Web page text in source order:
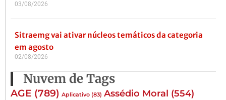
03/08/2026
Sitraemg vai ativar núcleos temáticos da categoria
em agosto
02/08/2026
Nuvem de Tags
AGE (789) Aplicativo (83) Assédio Moral (554)